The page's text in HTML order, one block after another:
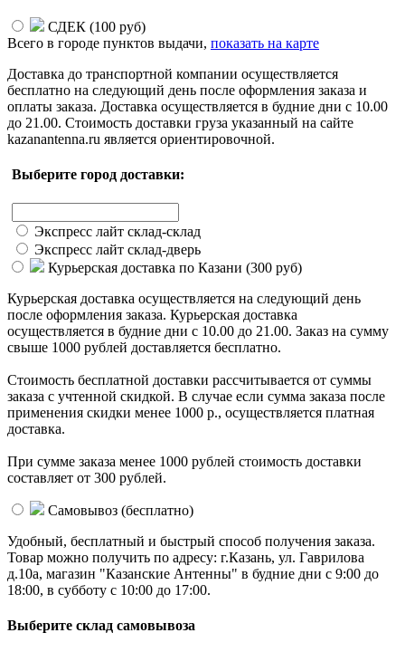
СДЕК (100 руб)
Всего в городе пунктов выдачи, показать на карте
Доставка до транспортной компании осуществляется
бесплатно на следующий день после оформления заказа и
оплаты заказа. Доставка осуществляется в будние дни с 10.00
до 21.00. Стоимость доставки груза указанный на сайте
kazanantenna.ru является ориентировочной.
Выберите город доставки:
Экспресс лайт склад-склад
Экспресс лайт склад-дверь
Курьерская доставка по Казани (300 руб)
Курьерская доставка осуществляется на следующий день
после оформления заказа. Курьерская доставка
осуществляется в будние дни с 10.00 до 21.00. Заказ на сумму
свыше 1000 рублей доставляется бесплатно.
Стоимость бесплатной доставки раcсчитывается от суммы
заказа с учтенной скидкой. В случае если сумма заказа после
применения скидки менее 1000 р., осуществляется платная
доставка.
При сумме заказа менее 1000 рублей стоимость доставки
составляет от 300 рублей.
Самовывоз (бесплатно)
Удобный, бесплатный и быстрый способ получения заказа.
Товар можно получить по адресу: г.Казань, ул. Гаврилова
д.10а, магазин "Казанские Антенны" в будние дни с 9:00 до
18:00, в субботу с 10:00 до 17:00.
Выберите склад самовывоза